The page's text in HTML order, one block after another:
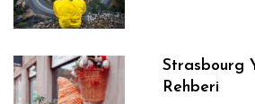
Strasbourg
Rehberi